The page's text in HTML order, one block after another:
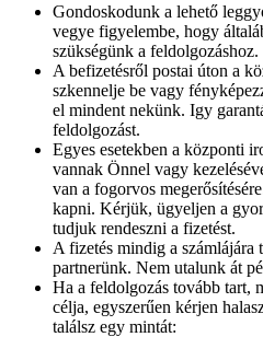
Gondoskodunk a lehető
vegye figyelembe, hogy
szükségünk a feldolgozáshoz.
A befizetésről postai úton a
szkennelje be vagy
el mindent nekünk. Igy
feldolgozást.
Egyes esetekben a központi
vannak Önnel vagy
van a fogorvos
kapni. Kérjük, ügyeljen a
tudjuk rendeszni a fizetést.
A fizetés mindig a számlájára
partnerünk. Nem utalunk át
Ha a feldolgozás tovább tart,
célja, egyszerűen kérjen
találsz egy mintát: